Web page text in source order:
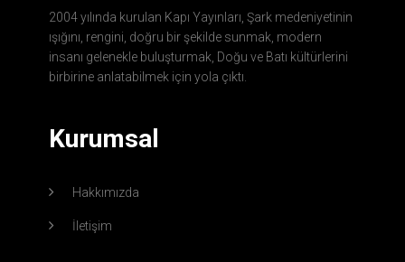
2004 yılında kurulan Kapı Yayınları, Şark medeniyetinin
ışığını, rengini, doğru bir şekilde sunmak, modern
insanı gelenekle buluşturmak, Doğu ve Batı kültürlerini
birbirine anlatabilmek için yola çıktı.
Kurumsal
Hakkımızda
İletişim